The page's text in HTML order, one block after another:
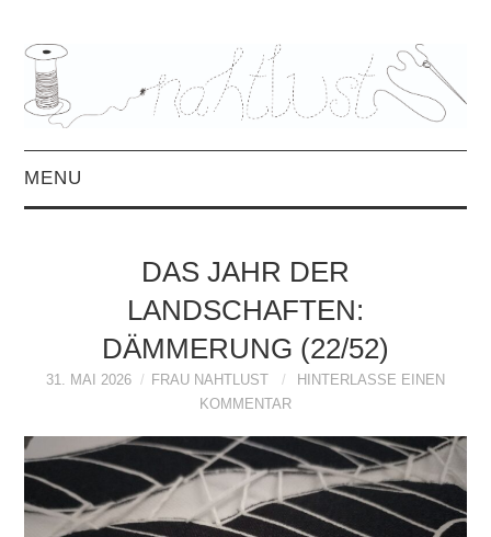
MENU
MITTWOCHSMIX &
FREEBOOKS &
TUTORIALS
DAS JAHR DER
LANDSCHAFTEN:
DÄMMERUNG (22/52)
31. MAI 2026 FRAU NAHTLUST
HINTERLASSE EINEN
KOMMENTAR